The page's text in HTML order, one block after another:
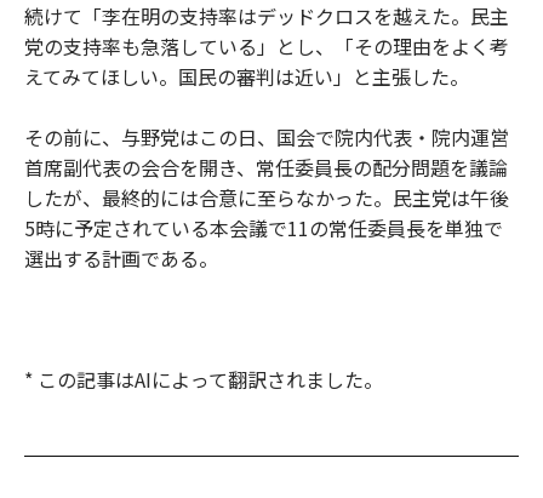
続けて「李在明の支持率はデッドクロスを越えた。民主
党の支持率も急落している」とし、「その理由をよく考
えてみてほしい。国民の審判は近い」と主張した。
その前に、与野党はこの日、国会で院内代表・院内運営
首席副代表の会合を開き、常任委員長の配分問題を議論
したが、最終的には合意に至らなかった。民主党は午後
5時に予定されている本会議で11の常任委員長を単独で
選出する計画である。
* この記事はAIによって翻訳されました。